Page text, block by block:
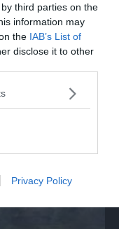
third parties on the
information may
the IAB’s List of
disclose it to other
Privacy Policy
aeroporti per